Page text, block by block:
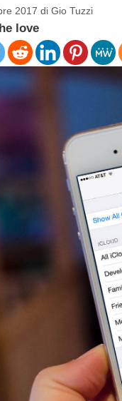
2017 di Gio Tuzzi
love